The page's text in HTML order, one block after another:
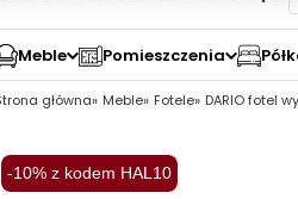
Meble Pomieszczenia
główna Meble Fotele DARIO fotel
-10% z kodem HAL10